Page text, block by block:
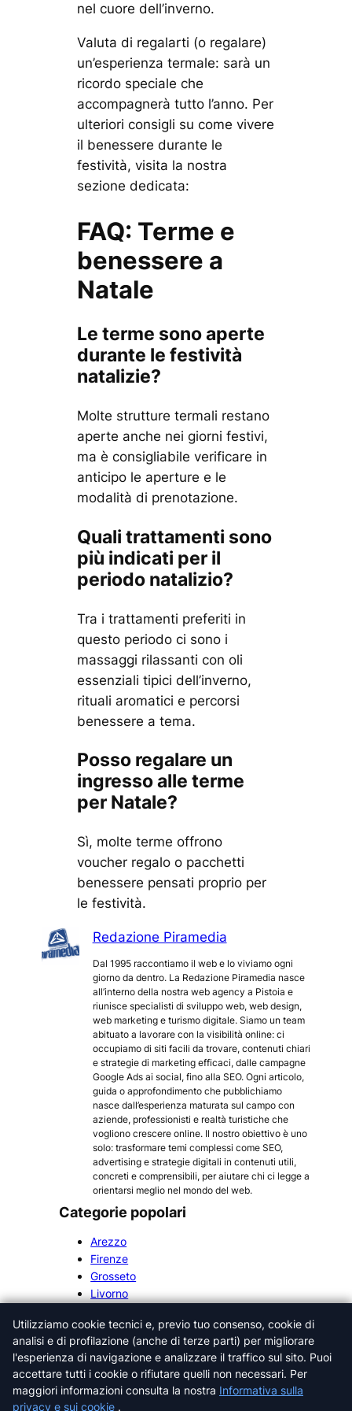
nel cuore dell’inverno.
Valuta di regalarti (o regalare)
un’esperienza termale: sarà un
ricordo speciale che
accompagnerà tutto l’anno. Per
ulteriori consigli su come vivere
il benessere durante le
festività, visita la nostra
sezione dedicata:
FAQ: Terme e
benessere a
Natale
Le terme sono aperte
durante le festività
natalizie?
Molte strutture termali restano
aperte anche nei giorni festivi,
ma è consigliabile verificare in
anticipo le aperture e le
modalità di prenotazione.
Quali trattamenti sono
più indicati per il
periodo natalizio?
Tra i trattamenti preferiti in
questo periodo ci sono i
massaggi rilassanti con oli
essenziali tipici dell’inverno,
rituali aromatici e percorsi
benessere a tema.
Posso regalare un
ingresso alle terme
per Natale?
Sì, molte terme offrono
voucher regalo o pacchetti
benessere pensati proprio per
le festività.
Redazione Piramedia
Dal 1995 raccontiamo il web e lo viviamo ogni
giorno da dentro. La Redazione Piramedia nasce
all’interno della nostra web agency a Pistoia e
riunisce specialisti di sviluppo web, web design,
web marketing e turismo digitale. Siamo un team
abituato a lavorare con la visibilità online: ci
occupiamo di siti facili da trovare, contenuti chiari
e strategie di marketing efficaci, dalle campagne
Google Ads ai social, fino alla SEO. Ogni articolo,
guida o approfondimento che pubblichiamo
nasce dall’esperienza maturata sul campo con
aziende, professionisti e realtà turistiche che
vogliono crescere online. Il nostro obiettivo è uno
solo: trasformare temi complessi come SEO,
advertising e strategie digitali in contenuti utili,
concreti e comprensibili, per aiutare chi ci legge a
orientarsi meglio nel mondo del web.
Categorie popolari
Arezzo
Firenze
Grosseto
Livorno
Massa-Carrara
Pisa
Pistoia
Prato
Siena
Utilizziamo cookie tecnici e, previo tuo consenso, cookie di
analisi e di profilazione (anche di terze parti) per migliorare
l'esperienza di navigazione e analizzare il traffico sul sito. Puoi
accettare tutti i cookie o rifiutare quelli non necessari. Per
maggiori informazioni consulta la nostra Informativa sulla
privacy e sui cookie .